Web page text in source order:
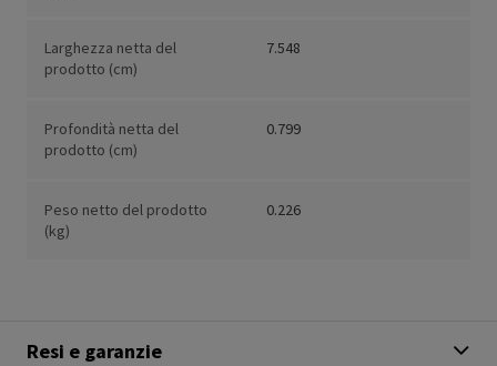
Larghezza netta del
prodotto (cm)
7.548
Profondità netta del
prodotto (cm)
0.799
Peso netto del prodotto
(kg)
0.226
Resi e garanzie